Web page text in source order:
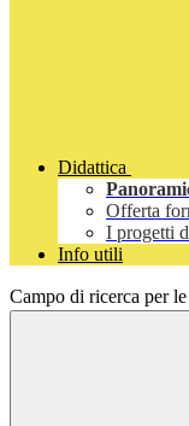
Didattica
Offerta
I progetti
Info utili
Campo di ricerca per